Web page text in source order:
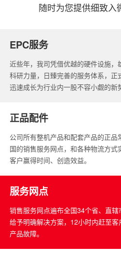
随时为您提供细致入
EPC服务
近些年，我司凭借优越的硬件设施，
科研力量，日臻完善的服务体系，
迅速成长为行业内一股不容小觑的新
正品配件
公司所有整机产品和配套产品的正
国的销售服务网点，和各种物流方
客户赢得时间、创造效益。
服务网点
销售服务网点遍布全国34个省、直
给予明确解决方案，12小时内赶至
产品故障。